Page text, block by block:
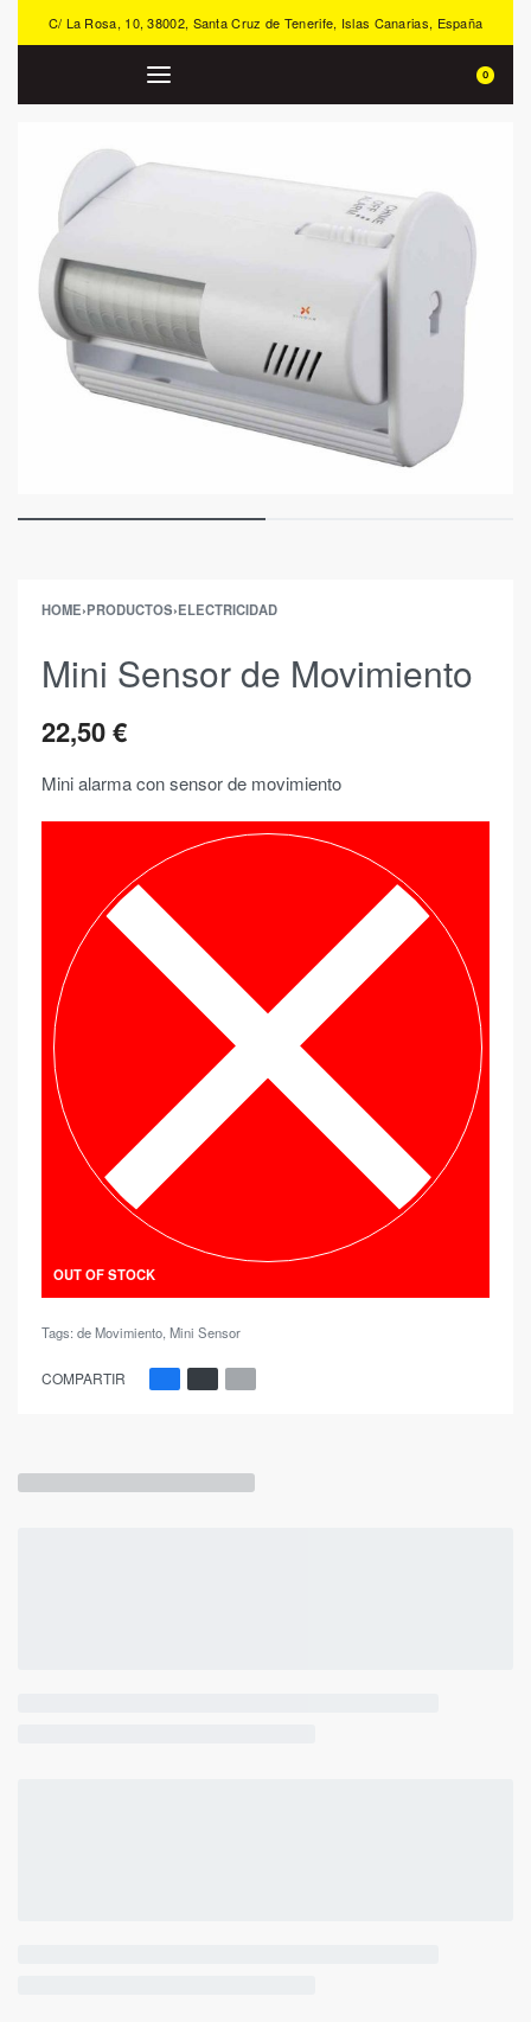
C/ La Rosa, 10, 38002, Santa Cruz de Tenerife, Islas Canarias, España
0
HOME›PRODUCTOS›ELECTRICIDAD
Mini Sensor de Movimiento
22,50€
Mini alarma con sensor de movimiento
OUT OF STOCK
Tags: de Movimiento Mini Sensor
COMPARTIR